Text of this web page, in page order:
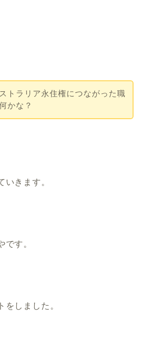
トラリア永住権につながった職
かな？
いきます。
です。
をしました。